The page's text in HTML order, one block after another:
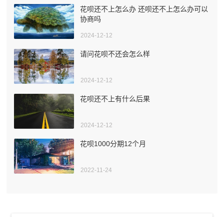
花呗还不上怎么办 还呗还不上怎么办可以
协商吗
2024-12-12
请问花呗不还会怎么样
2024-12-12
花呗还不上有什么后果
2024-12-12
花呗1000分期12个月
2022-11-24